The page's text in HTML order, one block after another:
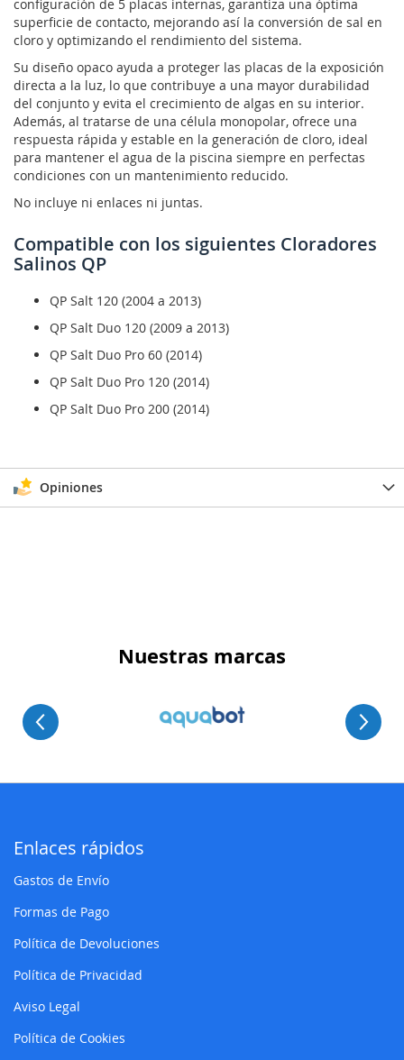
configuración de 5 placas internas, garantiza una óptima
superficie de contacto, mejorando así la conversión de sal en
cloro y optimizando el rendimiento del sistema.
Su diseño opaco ayuda a proteger las placas de la exposición
directa a la luz, lo que contribuye a una mayor durabilidad
del conjunto y evita el crecimiento de algas en su interior.
Además, al tratarse de una célula monopolar, ofrece una
respuesta rápida y estable en la generación de cloro, ideal
para mantener el agua de la piscina siempre en perfectas
condiciones con un mantenimiento reducido.
No incluye ni enlaces ni juntas.
Compatible con los siguientes Cloradores
Salinos QP
QP Salt 120 (2004 a 2013)
QP Salt Duo 120 (2009 a 2013)
QP Salt Duo Pro 60 (2014)
QP Salt Duo Pro 120 (2014)
QP Salt Duo Pro 200 (2014)
Opiniones
Nuestras marcas
Enlaces rápidos
Gastos de Envío
Formas de Pago
Política de Devoluciones
Política de Privacidad
Aviso Legal
Política de Cookies